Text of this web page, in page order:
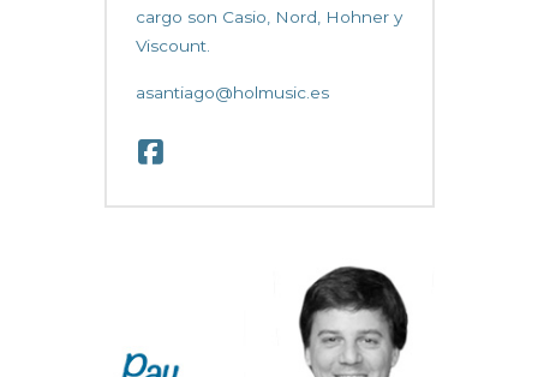
cargo son Casio, Nord, Hohner y
Viscount.
asantiago@holmusic.es